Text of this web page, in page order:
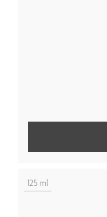
125 ml